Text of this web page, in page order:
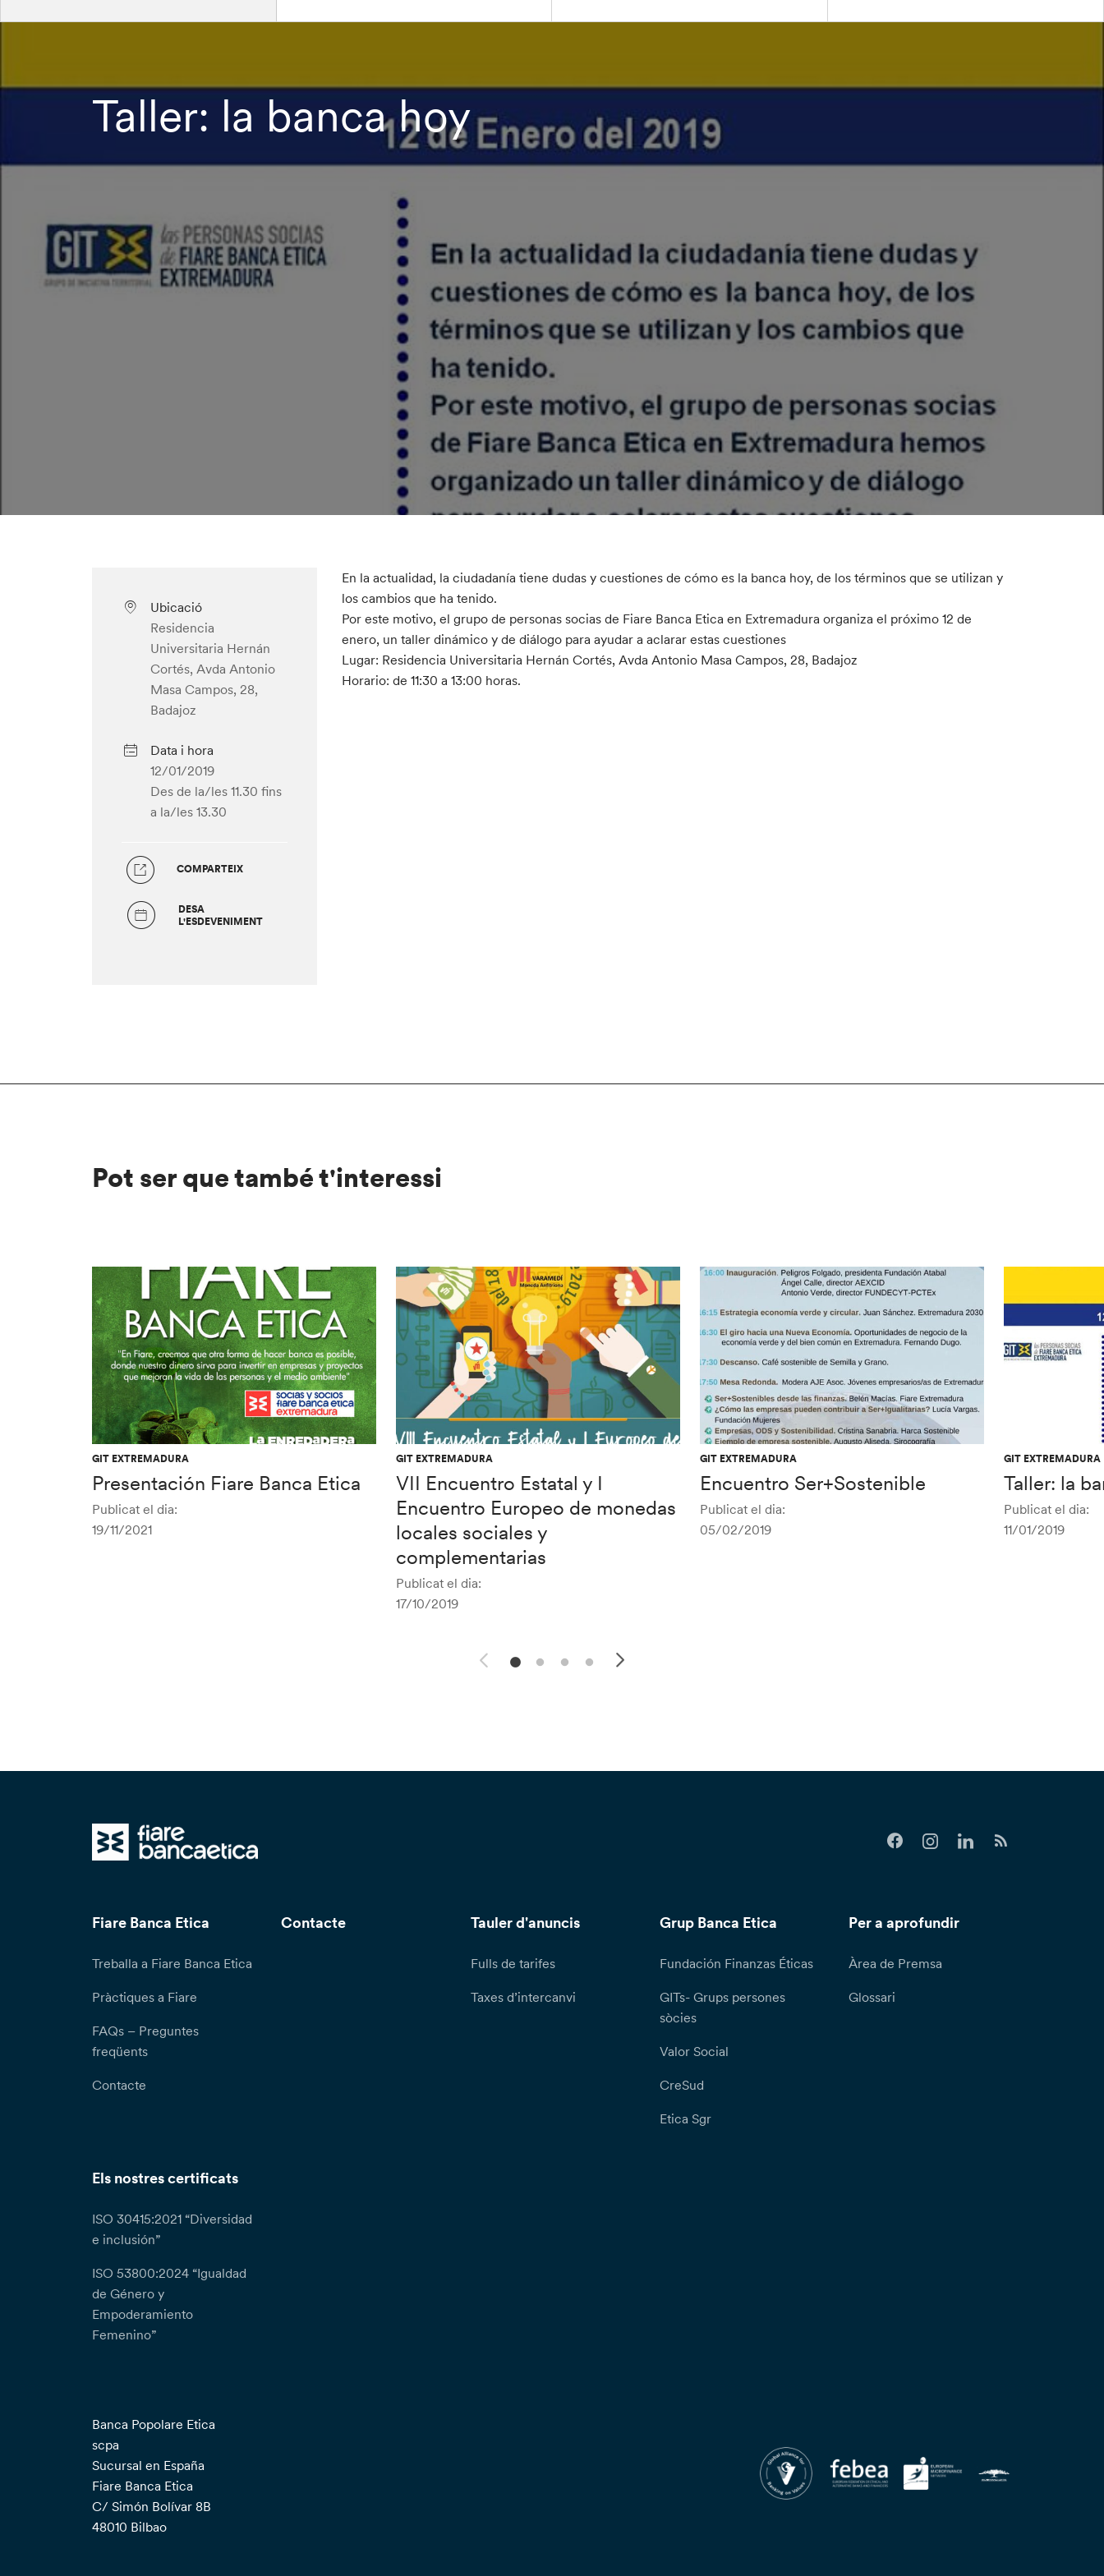
Taller: la banca hoy
Ubicació
Residencia
Universitaria Hernán
Cortés, Avda Antonio
Masa Campos, 28,
Badajoz
Data i hora
12/01/2019
Des de la/les 11.30 fins
a la/les 13.30
COMPARTEIX
DESA
L'ESDEVENIMENT
En la actualidad, la ciudadanía tiene dudas y cuestiones de cómo es la banca hoy, de los términos que se utilizan y
los cambios que ha tenido.
Por este motivo, el grupo de personas socias de Fiare Banca Etica en Extremadura organiza el próximo 12 de
enero, un taller dinámico y de diálogo para ayudar a aclarar estas cuestiones
Lugar: Residencia Universitaria Hernán Cortés, Avda Antonio Masa Campos, 28, Badajoz
Horario: de 11:30 a 13:00 horas.
Pot ser que també t'interessi
GIT EXTREMADURA
Presentación Fiare Banca Etica
Publicat el dia:
19/11/2021
GIT EXTREMADURA
VII Encuentro Estatal y I
Encuentro Europeo de monedas
locales sociales y
complementarias
Publicat el dia:
17/10/2019
GIT EXTREMADURA
Encuentro Ser+Sostenible
Publicat el dia:
05/02/2019
GIT EXTREMADURA
Taller: la
Publicat el dia:
11/01/2019
Fiare Banca Etica
Treballa a Fiare Banca Etica
Pràctiques a Fiare
FAQs – Preguntes
freqüents
Contacte
Contacte Tauler d'anuncis
Fulls de tarifes
Taxes d’intercanvi
Grup Banca Etica
Fundación Finanzas Éticas
GITs- Grups persones
sòcies
Valor Social
CreSud
Etica Sgr
Per a aprofundir
Àrea de Premsa
Glossari
Els nostres certificats
ISO 30415:2021 “Diversidad
e inclusión”
ISO 53800:2024 “Igualdad
de Género y
Empoderamiento
Femenino”
Banca Popolare Etica
scpa
Sucursal en España
Fiare Banca Etica
C/ Simón Bolívar 8B
48010 Bilbao